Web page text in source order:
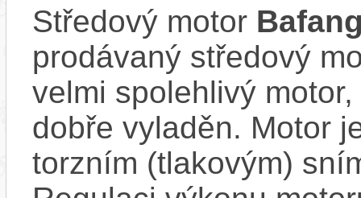
Středový motor
prodávaný středový
velmi spolehlivý
dobře vyladěn. Motor
torzním (tlakovým)